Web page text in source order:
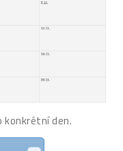
den.